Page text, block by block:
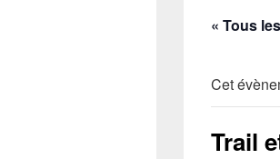
« Tous
Cet
Trail